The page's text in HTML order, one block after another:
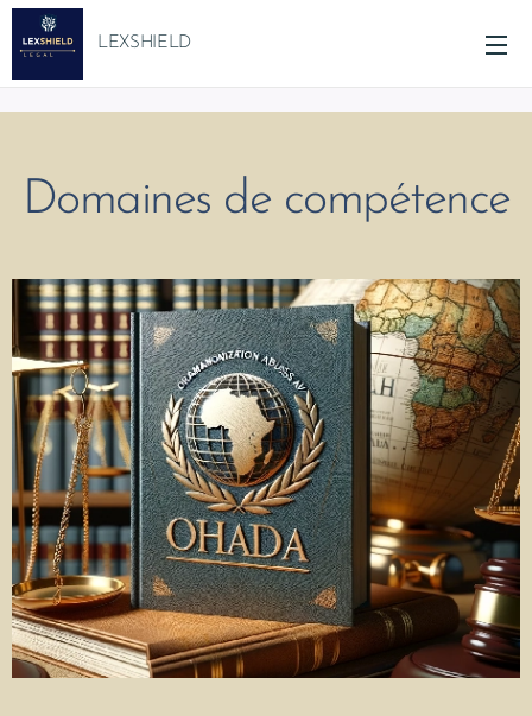
LEXSHIELD
Domaines de compétence